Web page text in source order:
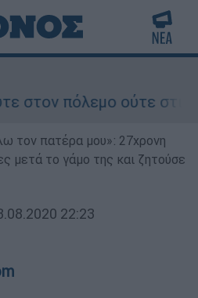
πόλεμο ούτε στις
τον πατέρα μου»: 27χρονη
μετά το γάμο της και ζητούσε
22:23